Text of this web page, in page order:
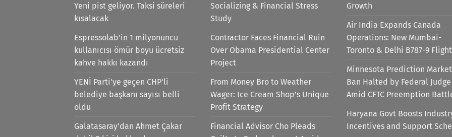
Yeni pist geliyor. Taksi süreleri
kısalacak
Espressolab'in 1 milyonuncu
kullanıcısı ömür boyu ücretsiz
kahve hakkı kazandı
YENİ Parti'ye geçen CHP'li
belediye başkanı sayısı belli
oldu
Galatasaray'dan Ahmet Çakar
Socializing & Financial Stress
Study
Contractor Faces Financial Ruin
Over Obama Presidential Center
Project
From Money Bro to Weather
Wager: Ice Cream Shop’s Unique
Profit Strategy
Financial Advisor Cho Pleads
Growth
Air India Expands Canada
Operations: New Mumbai-
Toronto & Delhi B787-9
Minnesota Prediction Market
Ban Halted by Federal Judge
Amid CFTC Preemption
Haryana Govt Boosts
Incentives and Support